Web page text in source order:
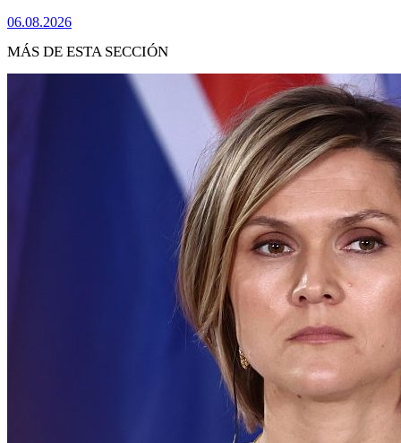
06.08.2026
MÁS DE ESTA SECCIÓN